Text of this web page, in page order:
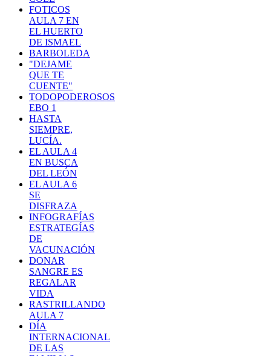
FOTICOS
AULA 7 EN
EL HUERTO
DE ISMAEL
BARBOLEDA
"DEJAME
QUE TE
CUENTE"
TODOPODEROSOS
EBO 1
HASTA
SIEMPRE,
LUCÍA.
EL AULA 4
EN BUSCA
DEL LEÓN
EL AULA 6
SE
DISFRAZA
INFOGRAFÍAS
ESTRATEGÍAS
DE
VACUNACIÓN
DONAR
SANGRE ES
REGALAR
VIDA
RASTRILLANDO
AULA 7
DÍA
INTERNACIONAL
DE LAS